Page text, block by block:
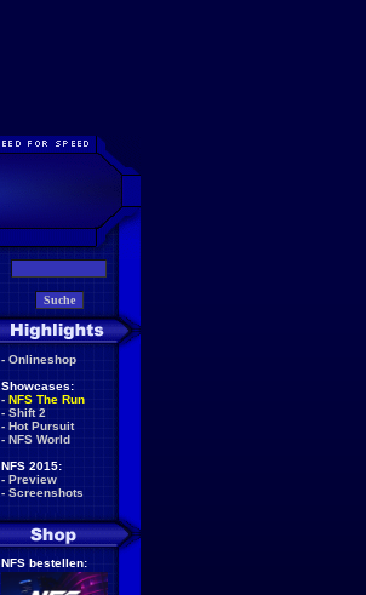
- Onlineshop
Showcases:
- NFS The Run
- Shift 2
- Hot Pursuit
- NFS World
NFS 2015:
- Preview
- Screenshots
NFS bestellen: